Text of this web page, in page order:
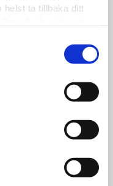
helst ta tillbaka ditt
används och
och behandlar
starkt
och
ambitioner att
studier,
högskolan
av ett basår